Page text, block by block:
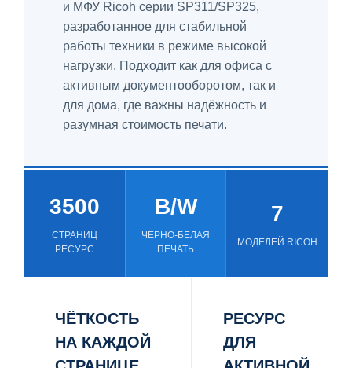
и МФУ Ricoh серии SP311/SP325,
разработанное для стабильной
работы техники в режиме высокой
нагрузки. Подходит как для офиса с
активным документооборотом, так и
для дома, где важны надёжность и
разумная стоимость печати.
3500
СТРАНИЦ
РЕСУРС
B/W
ЧЁРНО-БЕЛАЯ
ПЕЧАТЬ
7
МОДЕЛЕЙ RICOH
ЧЁТКОСТЬ
НА КАЖДОЙ
РЕСУРС
ДЛЯ